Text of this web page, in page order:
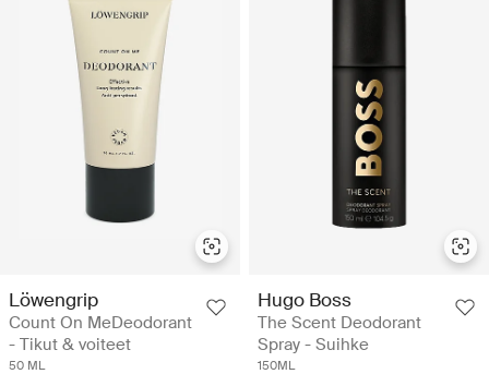
Löwengrip
Count On MeDeodorant
- Tikut & voiteet
50 ML
Hugo Boss
The Scent Deodorant
Spray - Suihke
150ML